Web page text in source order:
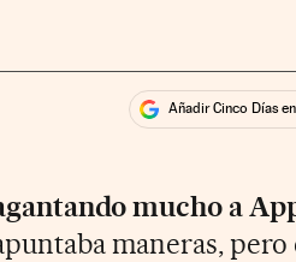
Añadir Cinco Días
mucho a
maneras, pero